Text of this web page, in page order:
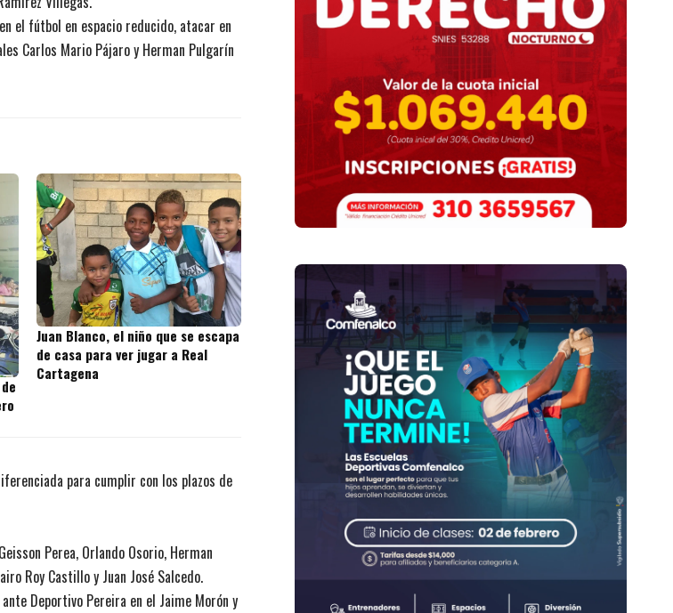
el fútbol en espacio reducido, atacar en
Carlos Mario Pájaro y Herman Pulgarín
Juan Blanco, el niño que se escapa
de casa para ver jugar a Real
Cartagena
para cumplir con los plazos de
Perea, Orlando Osorio, Herman
Roy Castillo y Juan José Salcedo.
ante Deportivo Pereira en el Jaime Morón y